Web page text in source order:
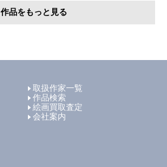
作品をもっと見る
取扱作家一覧
作品検索
絵画買取査定
会社案内